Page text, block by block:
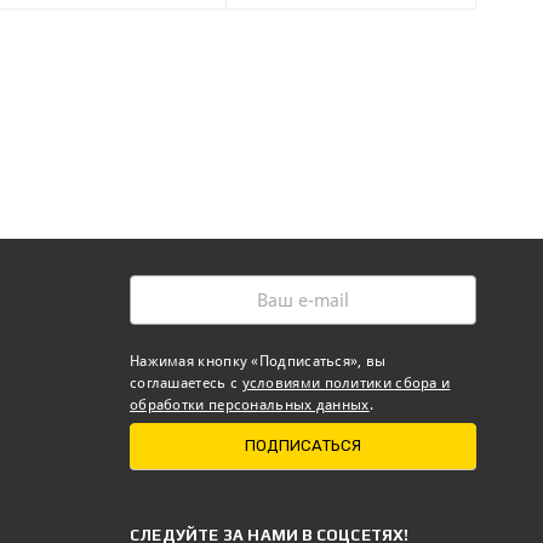
Нажимая кнопку «Подписаться», вы
соглашаетесь с условиями политики сбора и
обработки персональных данных.
ПОДПИСАТЬСЯ
CЛЕДУЙТЕ ЗА НАМИ В СОЦСЕТЯХ!